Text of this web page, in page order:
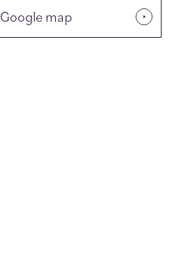
Google map